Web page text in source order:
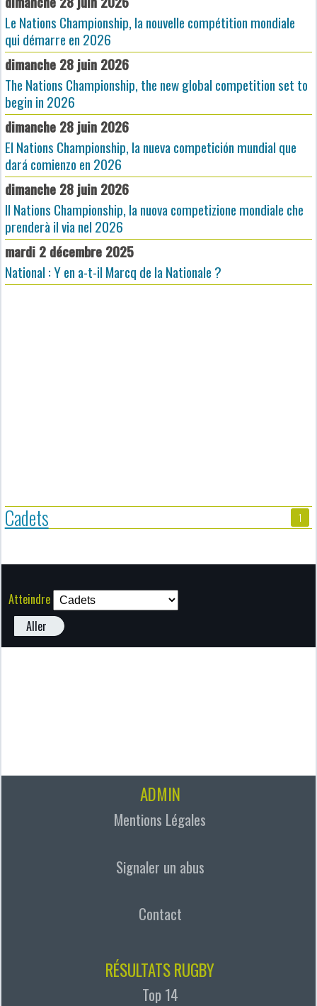
Le Nations Championship, la nouvelle compétition mondiale
qui démarre en 2026
dimanche 28 juin 2026
The Nations Championship, the new global competition set to
begin in 2026
dimanche 28 juin 2026
El Nations Championship, la nueva competición mundial que
dará comienzo en 2026
dimanche 28 juin 2026
Il Nations Championship, la nuova competizione mondiale che
prenderà il via nel 2026
mardi 2 décembre 2025
National : Y en a-t-il Marcq de la Nationale ?
Cadets 1
Atteindre
Aller
ADMIN
Mentions Légales
Signaler un abus
Contact
RÉSULTATS RUGBY
Top 14